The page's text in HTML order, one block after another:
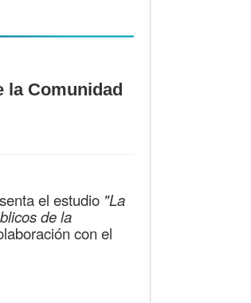
la Comunidad
el estudio"La
de la
con el